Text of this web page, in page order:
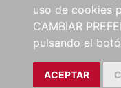
uso de cookies
CAMBIAR
pulsando el
ACEPTAR